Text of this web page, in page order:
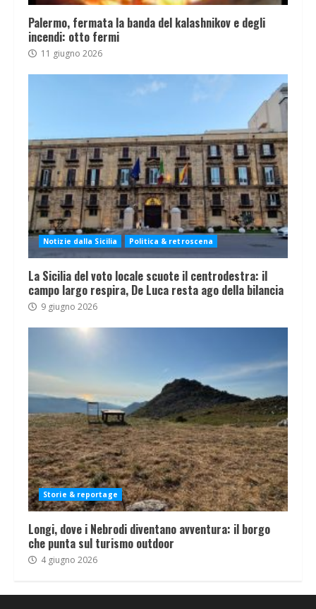
Palermo, fermata la banda del kalashnikov e degli
incendi: otto fermi
11 giugno 2026
Notizie dalla Sicilia Politica & retroscena
La Sicilia del voto locale scuote il centrodestra: il
campo largo respira, De Luca resta ago della bilancia
9 giugno 2026
Storie & reportage
Longi, dove i Nebrodi diventano avventura: il borgo
che punta sul turismo outdoor
4 giugno 2026